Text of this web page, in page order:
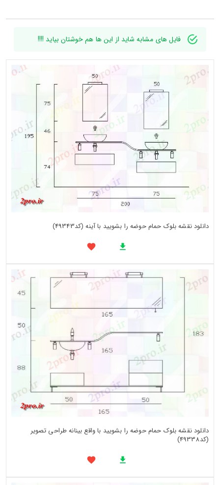
فایل های مشابه شاید از این ها هم خوشتان بیاید !!!!
دانلود نقشه بلوک حمام حوضه را بشویید با آینه (کد49343)
دانلود نقشه بلوک حمام حوضه را بشویید با واقع بینانه طراحی تصویر
(کد49338)